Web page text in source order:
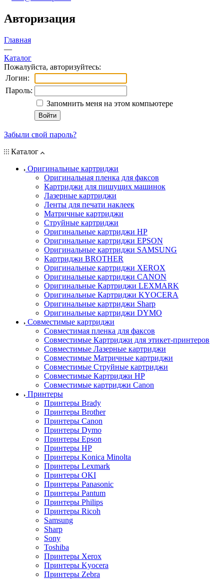
Авторизация
Главная
—
Каталог
Пожалуйста, авторизуйтесь:
Логин:
Пароль:
Запомнить меня на этом компьютере
Забыли свой пароль?
Каталог
Оригинальные картриджи
Оригинальная пленка для факсов
Картриджи для пишущих машинок
Лазерные картриджи
Ленты для печати наклеек
Матричные картриджи
Струйные картриджи
Оригинальные картриджи HP
Оригинальные картриджи EPSON
Оригинальные картриджи SAMSUNG
Картриджи BROTHER
Оригинальные картриджи XEROX
Оригинальные картриджи CANON
Оригинальные Картриджи LEXMARK
Оригинальные Картриджи KYOCERA
Оригинальные картриджи Sharp
Оригинальные картриджи DYMO
Совместимые картриджи
Совместимая пленка для факсов
Совместимые Картриджи для этикет-принтеров
Совместимые Лазерные картриджи
Совместимые Матричные картриджи
Совместимые Струйные картриджи
Совместимые Картриджи HP
Совместимые картриджи Canon
Принтеры
Принтеры Brady
Принтеры Brother
Принтеры Canon
Принтеры Dymo
Принтеры Epson
Принтеры HP
Принтеры Konica Minolta
Принтеры Lexmark
Принтеры OKI
Принтеры Panasonic
Принтеры Pantum
Принтеры Philips
Принтеры Ricoh
Samsung
Sharp
Sony
Toshiba
Принтеры Xerox
Принтеры Kyocera
Принтеры Zebra